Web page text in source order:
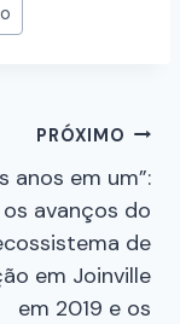
PRÓXIMO
anos em um”:
os avanços do
de
em Joinville
em 2019 e os